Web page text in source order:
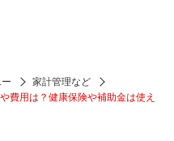
家計管理など
費用は？健康保険や補助金は使え